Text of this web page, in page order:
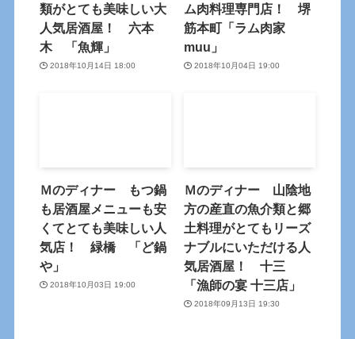
類がとても美味しい大
人気居酒屋！ 六本
木 「魚輝」
2018年10月14日 18:00
ム肉料理専門店！ 堺
筋本町「ラム肉家
muu」
2018年10月04日 19:00
Ｍのディナー もつ鍋
も居酒屋メニューも安
くてとても美味しい人
気店！ 緑橋 「ど鍋
や」
2018年10月03日 19:00
Ｍのディナー 山陰地
方の産直の魚介類と郷
土料理がとてもリーズ
ナブルにいただける人
気居酒屋！ 十三
「漁師の宴 十三店」
2018年09月13日 19:30